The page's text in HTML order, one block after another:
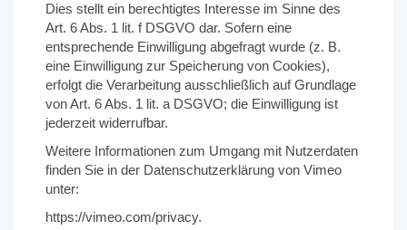
Dies stellt ein berechtigtes Interesse im Sinne des
Art. 6 Abs. 1 lit. f DSGVO dar. Sofern eine
entsprechende Einwilligung abgefragt wurde (z. B.
eine Einwilligung zur Speicherung von Cookies),
erfolgt die Verarbeitung ausschließlich auf Grundlage
von Art. 6 Abs. 1 lit. a DSGVO; die Einwilligung ist
jederzeit widerrufbar.
Weitere Informationen zum Umgang mit Nutzerdaten
finden Sie in der Datenschutzerklärung von Vimeo
unter:
https://vimeo.com/privacy.